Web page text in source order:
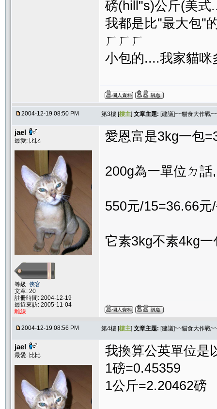
磅(hill"s)公斤(美式
我都是比"最大包"
ㄏㄏㄏ
小包的....我家貓咪
2004-12-19 08:50 PM 第3樓 [樓主] 文章主題: [建議]~~貓食大作戰~~
jael
最愛: 比比
等級: 俠客
文章: 20
註冊時間: 2004-12-19
最近來訪: 2005-11-04
離線
愛恩富是3kg一包
200g為一單位ㄉ
550元/15=36.66
它素3kg不素4kg一
2004-12-19 08:56 PM 第4樓 [樓主] 文章主題: [建議]~~貓食大作戰~~
jael
最愛: 比比
我換算公英單位是
1磅=0.45359
1公斤=2.20462磅